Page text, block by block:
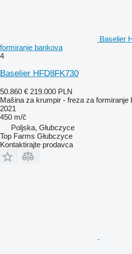
Baselier
formiranje bankova
4
Baselier HFD8FK730
50.860 € 219.000 PLN
Mašina za krumpir - freza za formiranje
2021
450 m/č
Poljska, Głubczyce
Top Farms Głubczyce
Kontaktirajte prodavca